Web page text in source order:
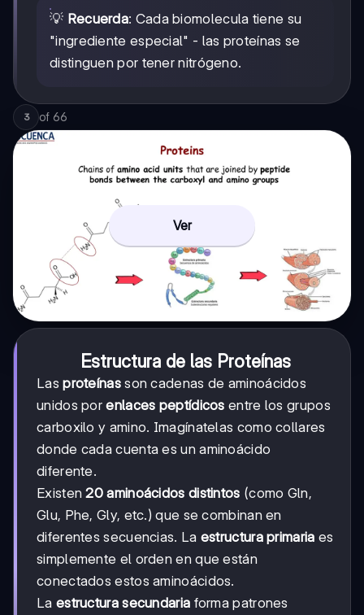
💡 Recuerda: Cada biomolecula tiene su
"ingrediente especial" - las proteínas se
distinguen por tener nitrógeno.
3 of 66
Ver
Estructura de las Proteínas
Lasproteínasson cadenas de aminoácidos
unidos porenlaces peptídicos entre los grupos
carboxilo y amino. Imagínatelas como collares
donde cada cuenta es un aminoácido
diferente.
Existen20 aminoácidos distintos (como Gln,
Glu, Phe, Gly, etc.) que se combinan en
diferentes secuencias. La estructura primaria es
simplemente el orden en que están
conectados estos aminoácidos.
La estructura secundaria forma patrones